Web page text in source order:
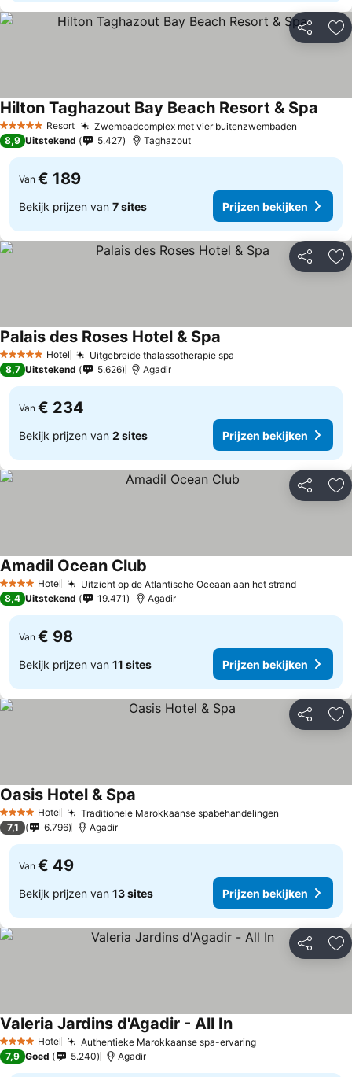
Delen
5 Sterren Resort Zwembadcomplex met vier buitenzwembaden
Hilton Taghazout Bay Beach Resort & Spa
8,9 Uitstekend 5.427 Taghazout
Van € 189
Bekijk prijzen van 7 sites Prijzen bekijken
Delen
5 Sterren Hotel Uitgebreide thalassotherapie spa
Palais des Roses Hotel & Spa
8,7 Uitstekend 5.626 Agadir
Van € 234
Bekijk prijzen van 2 sites Prijzen bekijken
Delen
4 SterrenHotel Uitzicht op de Atlantische Oceaan aan het strand
Amadil Ocean Club
8,4 Uitstekend 19.471 Agadir
Van € 98
Bekijk prijzen van 11 sites Prijzen bekijken
Delen
4 SterrenHotel Traditionele Marokkaanse spabehandelingen
Oasis Hotel & Spa
7,1 6.796 Agadir
Van € 49
Bekijk prijzen van 13 sites Prijzen bekijken
Delen
4 SterrenHotel Authentieke Marokkaanse spa-ervaring
Valeria Jardins d'Agadir - All In
7,9 Goed 5.240 Agadir